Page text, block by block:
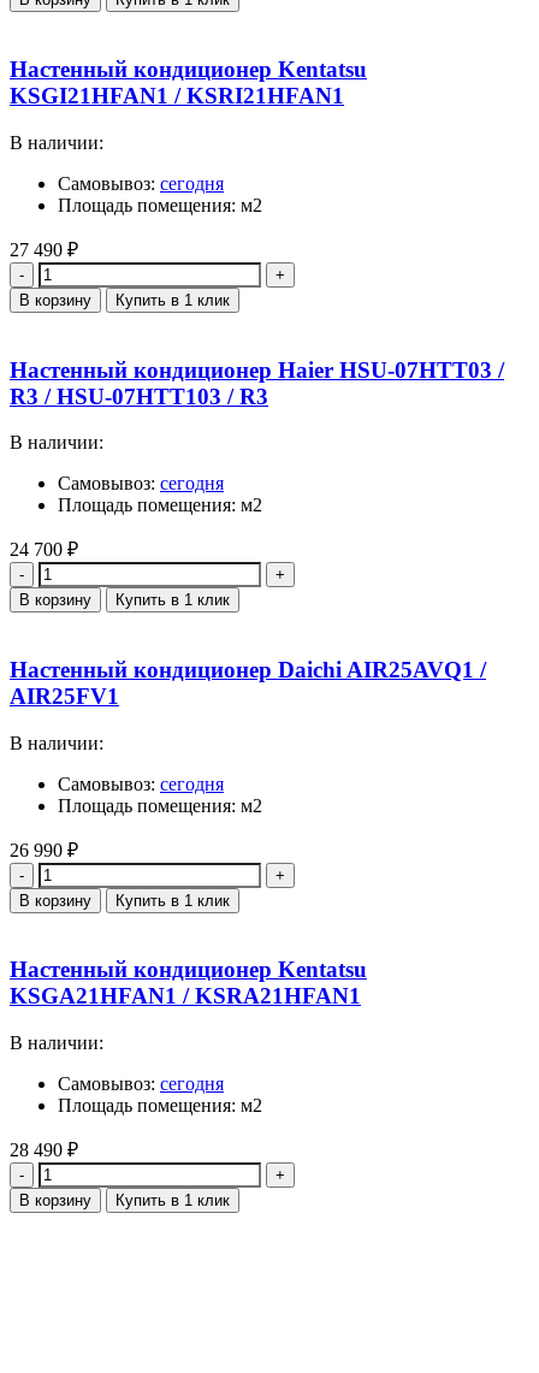
Настенный кондиционер Kentatsu
KSGI21HFAN1 / KSRI21HFAN1
В наличии:
Самовывоз: сегодня
Площадь помещения: м2
27 490 ₽
Количество
В корзину Купить в 1 клик
Настенный кондиционер Haier HSU-07HTT03 /
R3 / HSU-07HTT103 / R3
В наличии:
Самовывоз: сегодня
Площадь помещения: м2
24 700 ₽
Количество
В корзину Купить в 1 клик
Настенный кондиционер Daichi AIR25AVQ1 /
AIR25FV1
В наличии:
Самовывоз: сегодня
Площадь помещения: м2
26 990 ₽
Количество
В корзину Купить в 1 клик
Настенный кондиционер Kentatsu
KSGA21HFAN1 / KSRA21HFAN1
В наличии:
Самовывоз: сегодня
Площадь помещения: м2
28 490 ₽
Количество
В корзину Купить в 1 клик